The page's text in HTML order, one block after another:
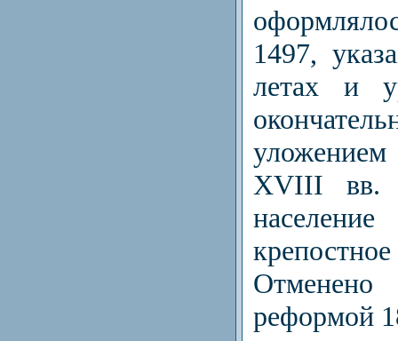
1497,
летах и
XVIII вв.
реформой